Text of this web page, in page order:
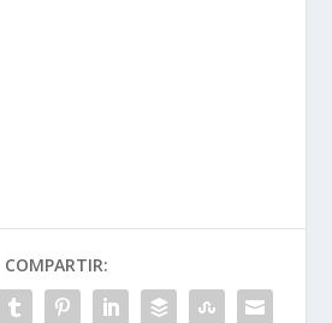
COMPARTIR: